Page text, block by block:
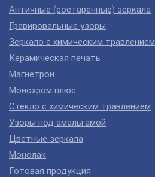
Античные (состаренные) зеркала
Гравировальные узоры
Зеркало с химическим травлением
Керамическая печать
Магнетрон
Монохром плюс
Стекло с химическим травлением
Узоры под амальгамой
Цветные зеркала
Монолак
Готовая продукция